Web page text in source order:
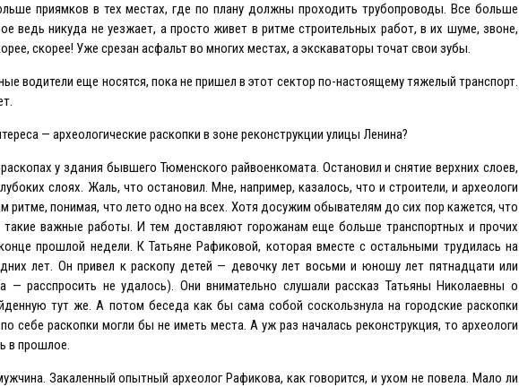
приямков в тех местах, где по плану должны проходить трубопроводы. Все больше
ведь никуда не уезжает, а просто живет в ритме строительных работ, в их шуме, звоне,
скорее! Уже срезан асфальт во многих местах, а экскаваторы точат свои зубы.
водители еще носятся, пока не пришел в этот сектор по-настоящему тяжелый транспорт.
— археологические раскопки в зоне реконструкции улицы Ленина?
у здания бывшего Тюменского райвоенкомата. Остановил и снятие верхних слоев,
слоях. Жаль, что остановил. Мне, например, казалось, что и строители, и археологи
ритме, понимая, что лето одно на всех. Хотя досужим обывателям до сих пор кажется, что
такие важные работы. И тем доставляют горожанам еще больше транспортных и прочих
прошлой недели. К Татьяне Рафиковой, которая вместе с остальными трудилась на
лет. Он привел к раскопу детей — девочку лет восьми и юношу лет пятнадцати или
расспросить не удалось). Они внимательно слушали рассказ Татьяны Николаевны о
тут же. А потом беседа как бы сама собой соскользнула на городские раскопки
раскопки могли бы не иметь места. А уж раз началась реконструкция, то археологи
в прошлое.
Закаленный опытный археолог Рафикова, как говорится, и ухом не повела. Мало ли